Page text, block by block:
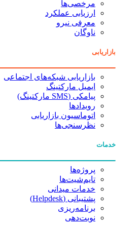
مرخصی‌ها
ارزیابی عملکرد
معرفی نیرو
ناوگان
بازاریابی
بازاریابی شبکه‌های اجتماعی
ایمیل مارکتینگ
پیامکی (SMS مارکتینگ)
رویدادها
اتوماسیون بازاریابی
نظرسنجی‌ها
خدمات
پروژه‌ها
تایم‌شیت‌ها
خدمات میدانی
پشتیبانی (Helpdesk)
برنامه‌ریزی
نوبت‌دهی